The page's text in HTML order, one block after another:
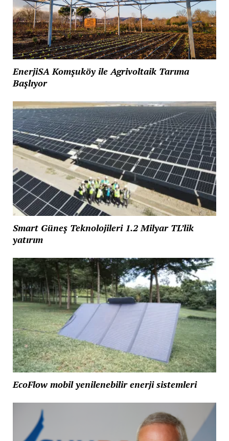
EnerjiSA Komşuköy ile Agrivoltaik Tarıma
Başlıyor
Smart Güneş Teknolojileri 1.2 Milyar TL’lik
yatırım
EcoFlow mobil yenilenebilir enerji sistemleri